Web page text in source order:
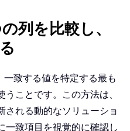
列を比較し、
致する値を特定する最も
ことです。この方法は、
される動的なソリューショ
一致項目を視覚的に確認し